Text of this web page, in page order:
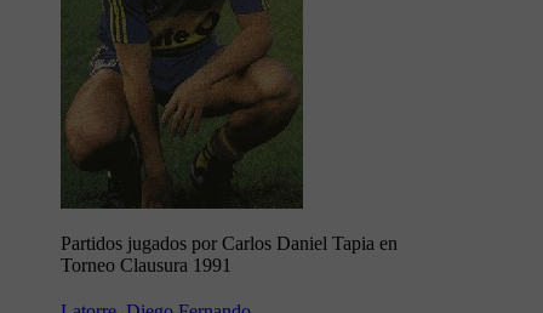
Partidos jugados por Carlos Daniel Tapia en
Torneo Clausura 1991